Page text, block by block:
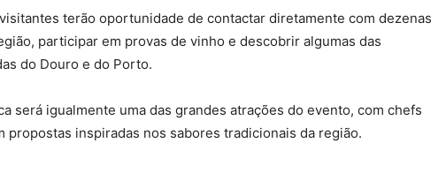
terão oportunidade de contactar diretamente com dezenas
participar em provas de vinho e descobrir algumas das
do Douro e do Porto.
será igualmente uma das grandes atrações do evento, com chefs
propostas inspiradas nos sabores tradicionais da região.